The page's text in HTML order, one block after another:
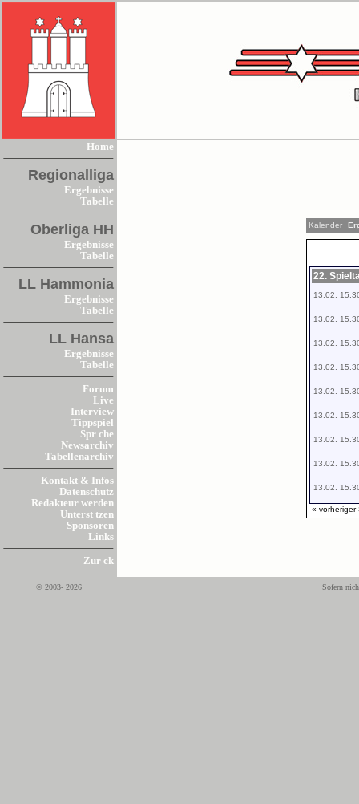
Home
Regionalliga
Ergebnisse
Tabelle
Oberliga HH
Ergebnisse
Tabelle
LL Hammonia
Ergebnisse
Tabelle
LL Hansa
Ergebnisse
Tabelle
Forum
Live
Interview
Tippspiel
Spr che
Newsarchiv
Tabellenarchiv
Kontakt & Infos
Datenschutz
Redakteur werden
Unterst tzen
Sponsoren
Links
Zur ck
Kalender
22.
13.02.
13.02.
13.02.
13.02.
13.02.
13.02.
13.02.
13.02.
13.02.
« vorheriger
© 2003- 2026 Sofern